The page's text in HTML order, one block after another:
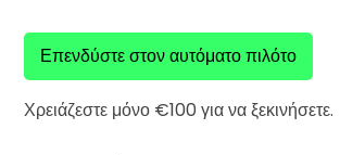
Εξερεύνηση επενδύσεων
Ανακαλύψτε επενδυτικές ευκαιρίες
Επενδύστε στον αυτόματο πιλότο
Χρειάζεστε μόνο €100 για να ξεκινήσετε.